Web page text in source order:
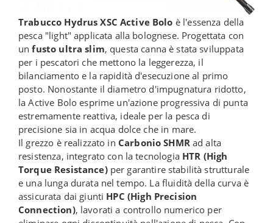
Trabucco Hydrus XSC Active Bolo è l'essenza della
pesca "light" applicata alla bolognese. Progettata con
unfusto ultra slim, questa canna è stata sviluppata
per i pescatori che mettono la leggerezza, il
bilanciamento e la rapidità d'esecuzione al primo
posto. Nonostante il diametro d'impugnatura ridotto,
la Active Bolo esprime un'azione progressiva di punta
estremamente reattiva, ideale per la pesca di
precisione sia in acqua dolce che in mare.
Il grezzo è realizzato in Carbonio SHMRad alta
resistenza, integrato con la tecnologia HTR (High
Torque Resistance)per garantire stabilità strutturale
e una lunga durata nel tempo. La fluidità della curva è
assicurata dai giunti HPC (High Precision
Connection), lavorati a controllo numerico per